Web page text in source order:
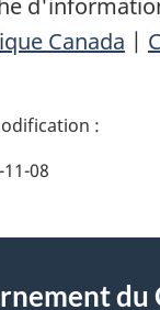
Canada |
08
du